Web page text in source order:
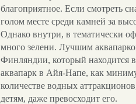
благоприятное. Если смотреть
голом месте среди камней за
Однако внутри, в тематически
много зелени. Лучшим
Финляндии, который находится
аквапарк в Айя-Напе, как
количестве водных
детям, даже превосходит его.